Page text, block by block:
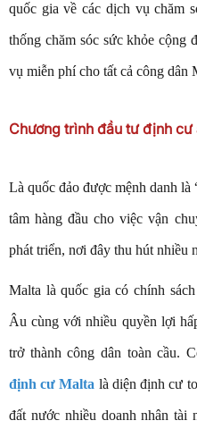
quốc gia về các dịch vụ chăm
thống chăm sóc sức khỏe cộng
vụ miễn phí cho tất cả công dân
Chương trình đầu tư định cư
Là quốc đảo được mệnh danh
tâm hàng đầu cho việc vận
phát triển, nơi đây thu hút nhiều
Malta là quốc gia có chính
Âu cùng với nhiều quyền lợi
trở thành công dân toàn cầu.
định cư Malta là diện định cư
đất nước nhiều doanh nhân tài